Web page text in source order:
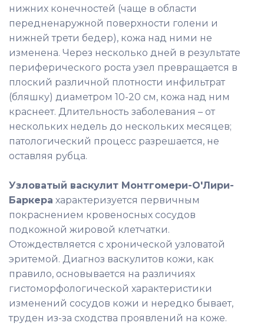
нижних конечностей (чаще в области
передненаружной поверхности голени и
нижней трети бедер), кожа над ними не
изменена. Через несколько дней в результате
периферического роста узел превращается в
плоский различной плотности инфильтрат
(бляшку) диаметром 10-20 см, кожа над ним
краснеет. Длительность заболевания – от
нескольких недель до нескольких месяцев;
патологический процесс разрешается, не
оставляя рубца.
Узловатый васкулит Монтгомери-О'Лири-
Баркера характеризуется первичным
покраснением кровеносных сосудов
подкожной жировой клетчатки.
Отождествляется с хронической узловатой
эритемой. Диагноз васкулитов кожи, как
правило, основывается на различиях
гистоморфологической характеристики
изменений сосудов кожи и нередко бывает,
труден из-за сходства проявлений на коже.